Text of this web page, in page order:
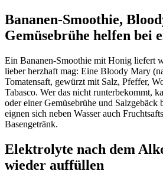
Bananen-Smoothie,
Gemüsebrühe helfen bei
Ein Bananen-Smoothie mit Honig liefert
lieber herzhaft mag: Eine Bloody Mary
Tomatensaft, gewürzt mit Salz, Pfeffer,
Tabasco. Wer das nicht runterbekommt,
oder einer Gemüsebrühe und Salzgebäck
eignen sich neben Wasser auch
Basengetränk.
Elektrolyte nach dem
wieder auffüllen